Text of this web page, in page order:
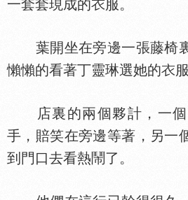
一套套現成的
服。
葉開坐在旁邊一張藤椅
懶懶的看著丁靈琳選她的
店裏的兩個夥計，一個
手，賠笑在旁邊等著，另一
到門口去看熱鬧了。